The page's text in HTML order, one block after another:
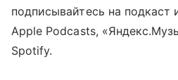
подписывайтесь на подкаст
Apple Podcasts,
Spotify.